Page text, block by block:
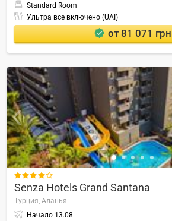
Standard Room
Ультра все включено (UAI)
от 81 071 грн

Senza Hotels Grand Santana
Турция, Аланья
Начало 13.08